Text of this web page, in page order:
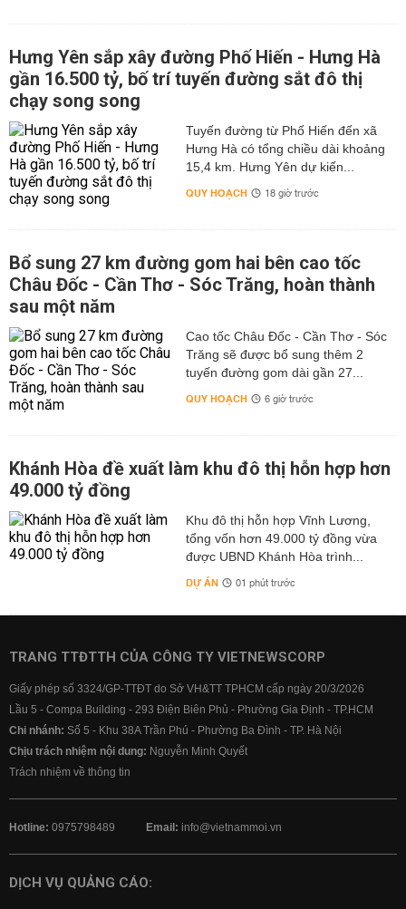
Hưng Yên sắp xây đường Phố Hiến - Hưng Hà
gần 16.500 tỷ, bố trí tuyến đường sắt đô thị
chạy song song
Tuyến đường từ Phố Hiến đến xã
Hưng Hà có tổng chiều dài khoảng
15,4 km. Hưng Yên dự kiến...
QUY HOẠCH 18 giờ trước
Bổ sung 27 km đường gom hai bên cao tốc
Châu Đốc - Cần Thơ - Sóc Trăng, hoàn thành
sau một năm
Cao tốc Châu Đốc - Cần Thơ - Sóc
Trăng sẽ được bổ sung thêm 2
tuyến đường gom dài gần 27...
QUY HOẠCH 6 giờ trước
Khánh Hòa đề xuất làm khu đô thị hỗn hợp hơn
49.000 tỷ đồng
Khu đô thị hỗn hợp Vĩnh Lương,
tổng vốn hơn 49.000 tỷ đồng vừa
được UBND Khánh Hòa trình...
DỰ ÁN 01 phút trước
TRANG TTĐTTH CỦA CÔNG TY VIETNEWSCORP
Giấy phép số 3324/GP-TTĐT do Sở VH&TT TPHCM cấp ngày 20/3/2026
Lầu 5 - Compa Building - 293 Điện Biên Phủ - Phường Gia Định - TP.HCM
Chi nhánh: Số 5 - Khu 38A Trần Phú - Phường Ba Đình - TP. Hà Nội
Chịu trách nhiệm nội dung: Nguyễn Minh Quyết
Trách nhiệm về thông tin
Hotline: 0975798489 Email: info@vietnammoi.vn
DỊCH VỤ QUẢNG CÁO: